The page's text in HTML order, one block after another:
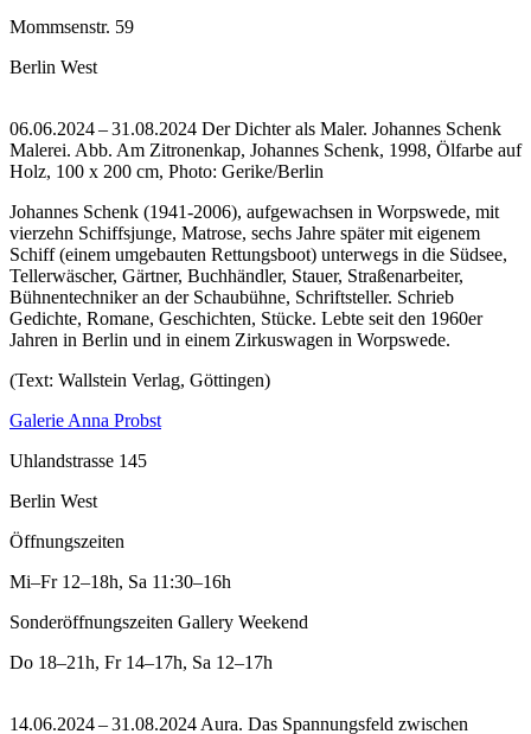
Mommsenstr. 59
Berlin West
06.06.2024 – 31.08.2024 Der Dichter als Maler. Johannes Schenk
Malerei. Abb. Am Zitronenkap, Johannes Schenk, 1998, Ölfarbe auf
Holz, 100 x 200 cm, Photo: Gerike/Berlin
Johannes Schenk (1941-2006), aufgewachsen in Worpswede, mit
vierzehn Schiffsjunge, Matrose, sechs Jahre später mit eigenem
Schiff (einem umgebauten Rettungsboot) unterwegs in die Südsee,
Tellerwäscher, Gärtner, Buchhändler, Stauer, Straßenarbeiter,
Bühnentechniker an der Schaubühne, Schriftsteller. Schrieb
Gedichte, Romane, Geschichten, Stücke. Lebte seit den 1960er
Jahren in Berlin und in einem Zirkuswagen in Worpswede.
(Text: Wallstein Verlag, Göttingen)
Galerie Anna Probst
Uhlandstrasse 145
Berlin West
Öffnungszeiten
Mi–Fr 12–18h, Sa 11:30–16h
Sonderöffnungszeiten Gallery Weekend
Do 18–21h, Fr 14–17h, Sa 12–17h
14.06.2024 – 31.08.2024 Aura. Das Spannungsfeld zwischen